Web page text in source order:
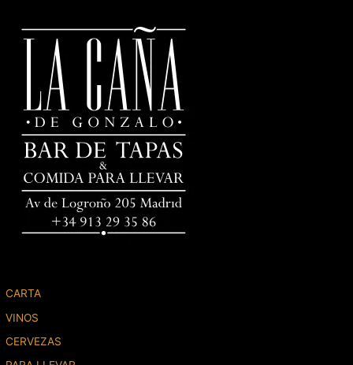
CARTA
VINOS
CERVEZAS